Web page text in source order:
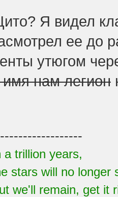
Я видел
ее до
утюгом
имя нам легион
a trillion years,
stars will no longer
we'll remain, get it